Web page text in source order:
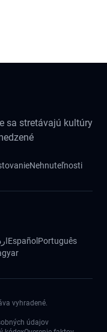
sa stretávajú kultúry
Nehnuteľnosti
Español Português
vyhradené.
údajov